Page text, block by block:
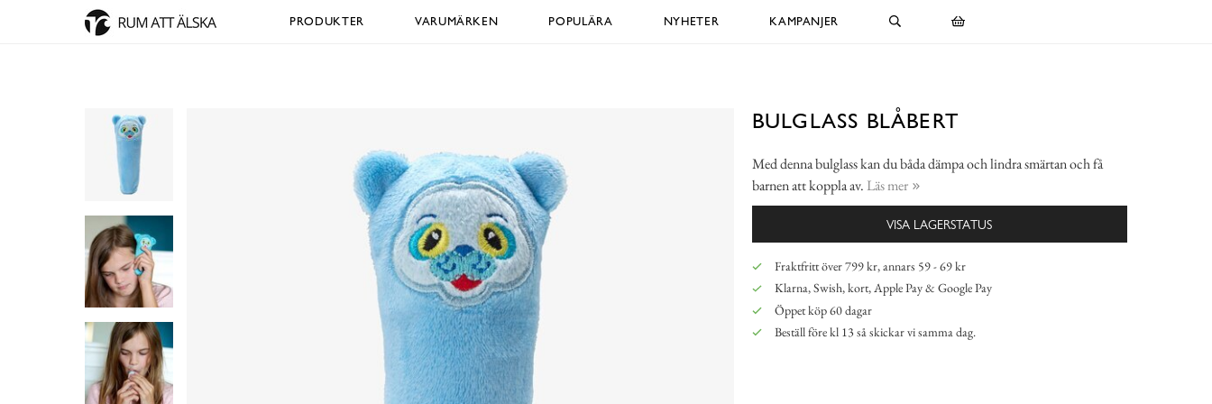
PRODUKTER VARUMÄRKEN POPULÄRA NYHETER KAMPANJER
BULGLASS BLÅBERT
Med denna bulglass kan du båda dämpa och lindra smärtan och få
barnen att koppla av. Läs mer
VISA LAGERSTATUS
Fraktfritt över 799 kr, annars 59 - 69 kr
Klarna, Swish, kort, Apple Pay & Google Pay
Öppet köp 60 dagar
Beställ före kl 13 så skickar vi samma dag.